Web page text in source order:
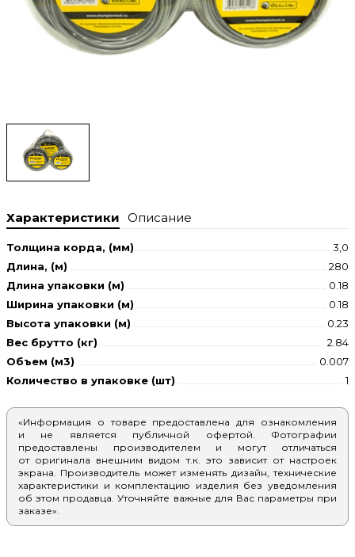
Характеристики Описание
Толщина корда, (мм)
3,0
Длина, (м)
280
Длина упаковки (м)
0.18
Ширина упаковки (м)
0.18
Высота упаковки (м)
0.23
Вес брутто (кг)
2.84
Объем (м3)
0.007
Количество в упаковке (шт)
1
«Информация о товаре предоставлена для ознакомления
и не является публичной офертой. Фотографии
предоставлены производителем и могут отличаться
от оригинала внешним видом т.к. это зависит от настроек
экрана. Производитель может изменять дизайн, технические
характеристики и комплектацию изделия без уведомления
об этом продавца. Уточняйте важные для Вас параметры при
заказе».